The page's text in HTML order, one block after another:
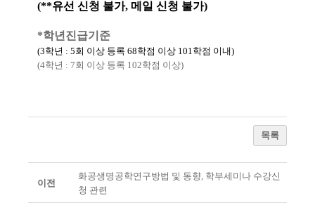
(**유선 신청 불가, 메일 신청 불가)
*학년진급기준
(3학년 : 5회 이상 등록 68학점 이상 101학점 이내)
(4학년 : 7회 이상 등록 102학점 이상)
목록
이전
화공생명공학연구방법 및 동향, 학부세미나 수강신
청 관련